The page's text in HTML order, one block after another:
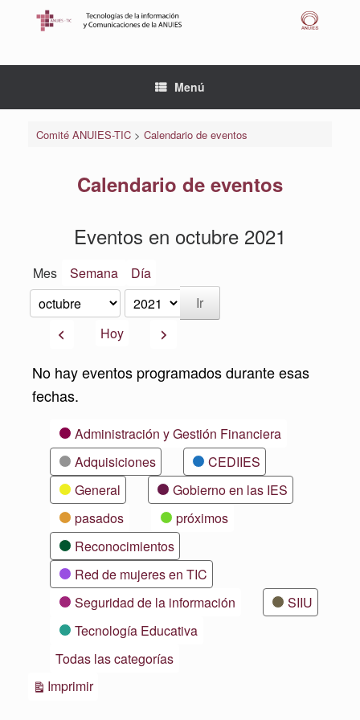
Menú
Comité ANUIES-TIC> Calendario de eventos
Calendario de eventos
Eventos en octubre 2021
Mes Semana Día
Mes
Año
AnteriorHoy Siguiente
No hay eventos programados durante esas
fechas.
CategoríasAdministración y Gestión Financiera
Adquisiciones
CEDIIES
General
Gobierno en las IES
pasados
próximos
Reconocimientos
Red de mujeres en TIC
Seguridad de la información
SIIU
Tecnología Educativa
Todas las categorías
ImprimirVistas